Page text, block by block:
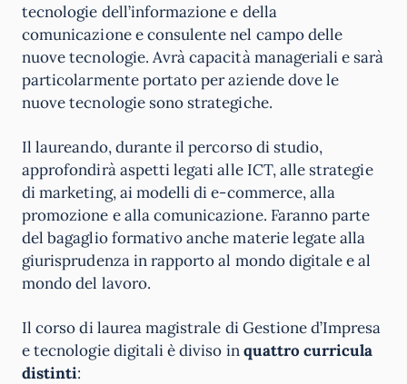
tecnologie dell’informazione e della
comunicazione e consulente nel campo delle
nuove tecnologie. Avrà capacità manageriali e sarà
particolarmente portato per aziende dove le
nuove tecnologie sono strategiche.
Il laureando, durante il percorso di studio,
approfondirà aspetti legati alle ICT, alle strategie
di marketing, ai modelli di e-commerce, alla
promozione e alla comunicazione. Faranno parte
del bagaglio formativo anche materie legate alla
giurisprudenza in rapporto al mondo digitale e al
mondo del lavoro.
Il corso di laurea magistrale di Gestione d’Impresa
e tecnologie digitali è diviso inquattro curricula
distinti: